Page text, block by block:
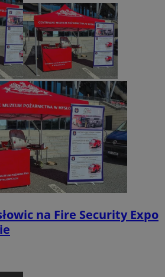
na Fire Security Expo